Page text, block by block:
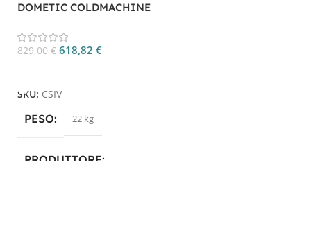
DOMETIC COLDMACHINE
829,00€ 618,82 €
SKU: CSIV
PESO 22 kg
PRODUTTORE